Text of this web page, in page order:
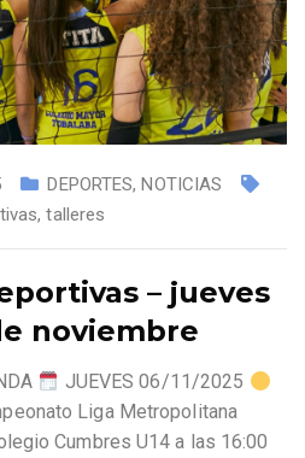
DEPORTES,NOTICIAS
,talleres
– jueves
noviembre
JUEVES 06/11/2025
Liga Metropolitana
Cumbres U14 a las 16:00